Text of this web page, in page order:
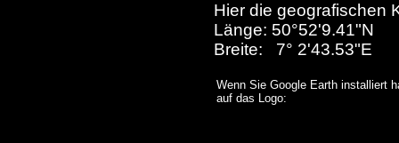
Hier die geografischen
Länge: 50°52'9.41"N
Breite: 7° 2'43.53"E
Wenn Sie Google Earth installiert
auf das Logo: